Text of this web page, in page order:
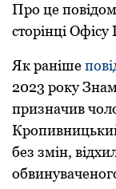
Про це
сторінці
Як раніше
2023 року
призначив
без змін,